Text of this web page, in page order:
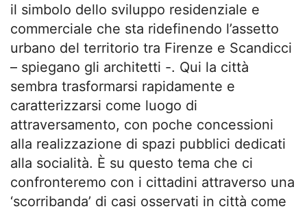
il simbolo dello sviluppo residenziale e
commerciale che sta ridefinendo l’assetto
urbano del territorio tra Firenze e Scandicci
– spiegano gli architetti -. Qui la città
sembra trasformarsi rapidamente e
caratterizzarsi come luogo di
attraversamento, con poche concessioni
alla realizzazione di spazi pubblici dedicati
alla socialità. È su questo tema che ci
confronteremo con i cittadini attraverso una
‘scorribanda’ di casi osservati in città come